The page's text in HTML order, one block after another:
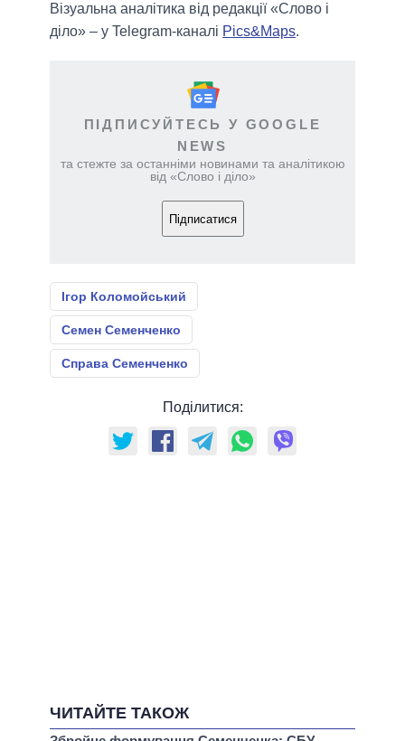
Візуальна аналітика від редакції «Слово і
діло» – у Telegram-каналі Pics&Maps.
ПІДПИСУЙТЕСЬ У GOOGLE
NEWS
та стежте за останніми новинами та аналітикою
від «Слово і діло»
Підписатися
Ігор Коломойський
Семен Семенченко
Справа Семенченко
Поділитися:
ЧИТАЙТЕ ТАКОЖ